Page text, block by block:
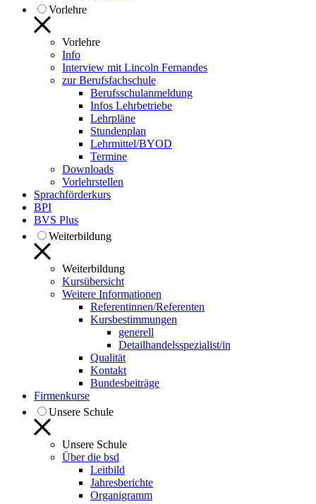
Vorlehre
Vorlehre
Info
Interview mit Lincoln Fernandes
zur Berufsfachschule
Berufsschulanmeldung
Infos Lehrbetriebe
Lehrpläne
Stundenplan
Lehrmittel/BYOD
Termine
Downloads
Vorlehrstellen
Sprachförderkurs
BPI
BVS Plus
Weiterbildung
Weiterbildung
Kursübersicht
Weitere Informationen
Referentinnen/Referenten
Kursbestimmungen
generell
Detailhandelsspezialist/in
Qualität
Kontakt
Bundesbeiträge
Firmenkurse
Unsere Schule
Unsere Schule
Über die bsd
Leitbild
Jahresberichte
Organigramm